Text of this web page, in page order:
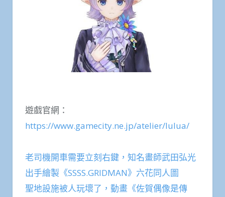
遊戲官網：
https://www.gamecity.ne.jp/atelier/lulua/
老司機開車需要立刻右鍵，知名畫師武田弘光
出手繪製《SSSS.GRIDMAN》六花同人圖
聖地設施被人玩壞了，動畫《佐賀偶像是傳